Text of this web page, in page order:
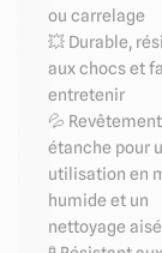
ou carrelage
💥 Durable,
aux chocs et
entretenir
💦 Revêtement
étanche pour
utilisation en
humide et un
nettoyage aisé